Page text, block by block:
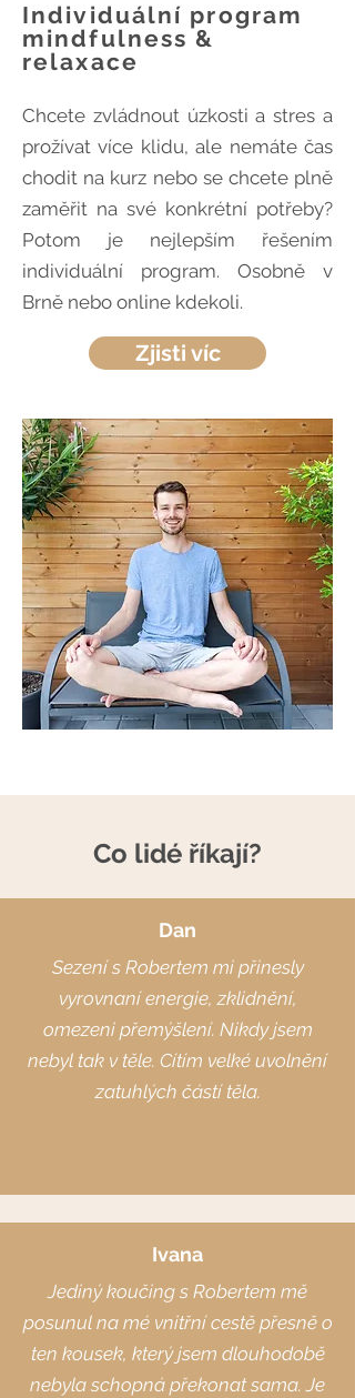
Individuální program
mindfulness &
relaxace
​Chcete zvládnout úzkosti a stres a
prožívat více klidu, ale nemáte čas
chodit na kurz nebo se chcete plně
zaměřit na své konkrétní potřeby?
Potom je nejlepším řešením
individuální program. Osobně v
Brně nebo online kdekoli.
Zjisti víc
Co lidé říkají?
Dan
Sezení s Robertem mi přinesly
vyrovnaní energie, zklidnění,
omezeni přemýšlení. Nikdy jsem
nebyl tak v těle. Cítím velké uvolnění
zatuhlých částí těla.
Ivana
Jediný koučing s Robertem mě
posunul na mé vnitřní cestě přesně o
ten kousek, který jsem dlouhodobě
nebyla schopná překonat sama. Je